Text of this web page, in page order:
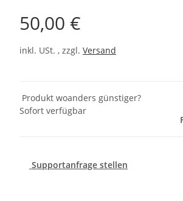
50,00 €
inkl. USt. , zzgl. Versand
Produkt woanders günstiger?
Sofort verfügbar
Supportanfrage stellen